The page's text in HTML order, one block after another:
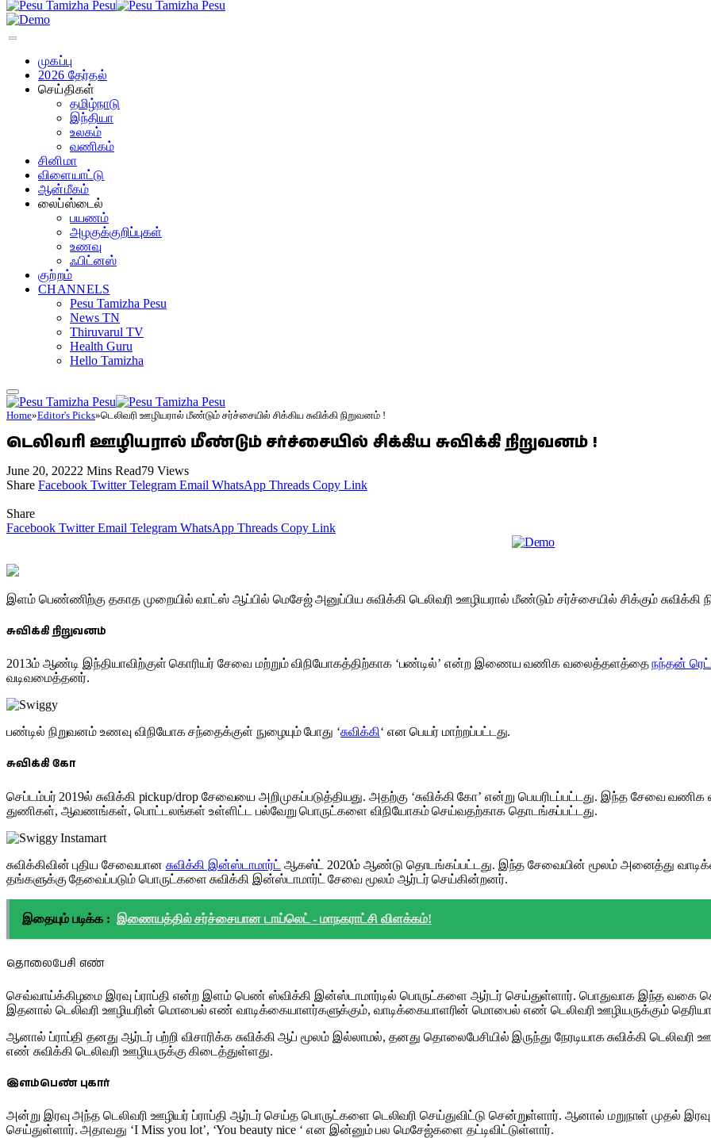
முகப்பு
2026 தேர்தல்
செய்திகள்
தமிழ்நாடு
இந்தியா
உலகம்
வணிகம்
சினிமா
விளையாட்டு
ஆன்மீகம்
லைப்ஸ்டைல்
பயணம்
அழகுக்குறிப்புகள்
உணவு
ஃபிட்னஸ்
குற்றம்
CHANNELS
Pesu Tamizha Pesu
News TN
Thiruvarul TV
Health Guru
Hello Tamizha
Home»Editor's Picks»டெலிவரி ஊழியரால் மீண்டும் சர்ச்சையில் சிக்கிய சுவிக்கி நிறுவனம் !
டெலிவரி ஊழியரால் மீண்டும் சர்ச்சையில் சிக்கிய சுவிக்கி நிறுவனம் !
June 20, 20222 Mins Read79 Views
Share Facebook Twitter Telegram Email WhatsApp Threads Copy Link
Share
Facebook Twitter Email Telegram WhatsApp Threads Copy Link
இளம் பெண்ணிற்கு தகாத முறையில் வாட்ஸ் ஆப்பில் மெசேஜ் அனுப்பிய சுவிக்கி டெலிவரி ஊழியரால் மீண்டும் சர்ச்சையில் சிக்கும் சுவிக்கி
சுவிக்கி நிறுவனம்
2013ம் ஆண்டி இந்தியாவிற்குள் கொரியர் சேவை மற்றும் விநியோகத்திற்காக ‘பண்டில்’ என்ற இணைய வணிக வலைத்தளத்தைநந்தன்
வடிவமைத்தனர்.
பண்டில் நிறுவனம் உணவு விநியோக சந்தைக்குள் நுழையும் போது ‘சுவிக்கி‘ என பெயர் மாற்றப்பட்டது.
சுவிக்கி கோ
செப்டம்பர் 2019ல் சுவிக்கி pickup/drop சேவையை அறிமுகப்படுத்தியது. அதற்கு ‘சுவிக்கி கோ’ என்று பெயரிடப்பட்டது. இந்த சேவை
துணிகள், ஆவணங்கள், பொட்டலங்கள் உள்ளிட்ட பல்வேறு பொருட்களை விநியோகம் செய்வதற்காக தொடங்கப்பட்டது.
சுவிக்கிவின் புதிய சேவையான சுவிக்கி இன்ஸ்டாமார்ட் ஆகஸ்ட் 2020ம் ஆண்டு தொடங்கப்பட்டது. இந்த சேவையின் மூலம் அனைத்து
தங்களுக்கு தேவைப்படும் பொருட்களை சுவிக்கி இன்ஸ்டாமார்ட் சேவை மூலம் ஆர்டர் செய்கின்றனர்.
இதையும் படிக்க : இணையத்தில் சர்ச்சையான டாய்லெட் - மாநகராட்சி விளக்கம்!
தொலைபேசி எண்
செவ்வாய்க்கிழமை இரவு ப்ராப்தி என்ற இளம் பெண் ஸ்விக்கி இன்ஸ்டாமார்டில் பொருட்களை ஆர்டர் செய்துள்ளார். பொதுவாக இந்த வகை
இதனால் டெலிவரி ஊழியரின் மொபைல் எண் வாடிக்கையாளர்களுக்கும், வாடிக்கையாளரின் மொபைல் எண் டெலிவரி ஊழியருக்கும்
ஆனால் ப்ராப்தி தனது ஆர்டர் பற்றி விசாரிக்க சுவிக்கி ஆப் மூலம் இல்லாமல், தனது தொலைபேசியில் இருந்து நேரடியாக சுவிக்கி
எண் சுவிக்கி டெலிவரி ஊழியருக்கு கிடைத்துள்ளது.
இளம்பெண் புகார்
அன்று இரவு அந்த டெலிவரி ஊழியர் ப்ராப்தி ஆர்டர் செய்த பொருட்களை டெலிவரி செய்துவிட்டு சென்றுள்ளார். ஆனால் மறுநாள் முதல்
செய்துள்ளார். அதாவது ‘I Miss you lot’, ‘You beauty nice ‘ என இன்னும் பல மெசேஜ்களை தட்டிவிட்டுள்ளார்.